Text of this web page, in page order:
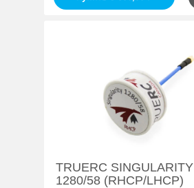
TRUERC SINGULARITY
1280/58 (RHCP/LHCP)